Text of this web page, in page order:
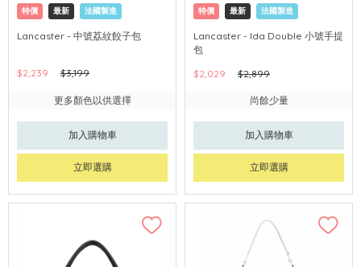
特價 最新 法國製造
Lancaster - 中號荔紋餃子包
$2,239 $3,199
更多顏色以供選擇
加入購物車
立即選購
特價 最新 法國製造
Lancaster - Ida Double 小號手提
包
$2,029
$2,899
尚餘少量
加入購物車
立即選購